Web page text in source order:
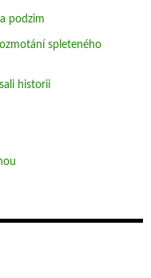
podzim
spleteného
historii